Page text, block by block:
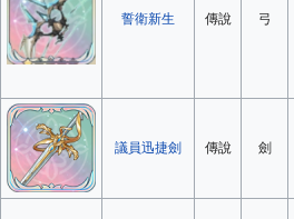
誓衛新生 傳說 弓
議員迅捷劍 傳說 劍